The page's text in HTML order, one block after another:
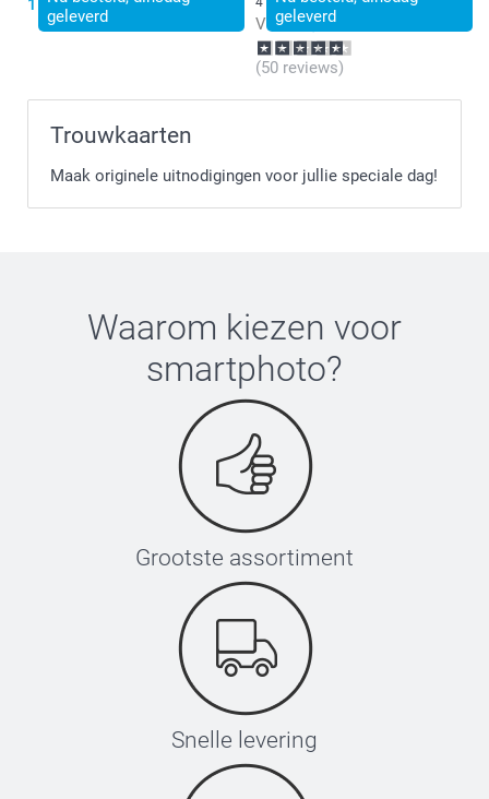
geleverd
15,99
geleverd
Vanaf 9,99
(50 reviews)
Trouwkaarten
Maak originele uitnodigingen voor jullie speciale dag!
Waarom kiezen voor
smartphoto?
Grootste assortiment
Snelle levering